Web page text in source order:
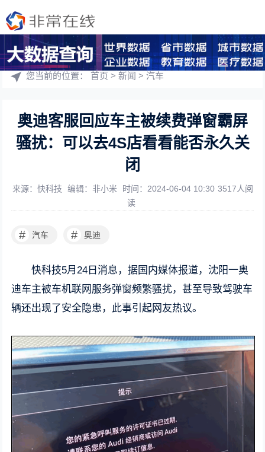
您当前的位置：首页 >新闻 >汽车
奥迪客服回应车主被续费弹窗霸屏
骚扰：可以去4S店看看能否永久关
闭
来源：快科技 编辑：非小米 时间：2024-06-04 10:30 3517人阅
读
# 汽车 # 奥迪
快科技5月24日消息，据国内媒体报道，沈阳一奥
迪车主被车机联网服务弹窗频繁骚扰，甚至导致驾驶车
辆还出现了安全隐患，此事引起网友热议。